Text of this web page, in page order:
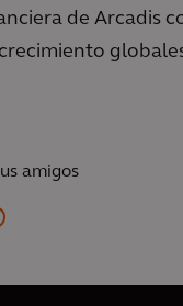
de Arcadis
amigos